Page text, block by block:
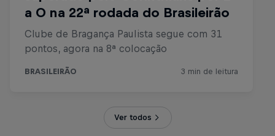
Ver todos